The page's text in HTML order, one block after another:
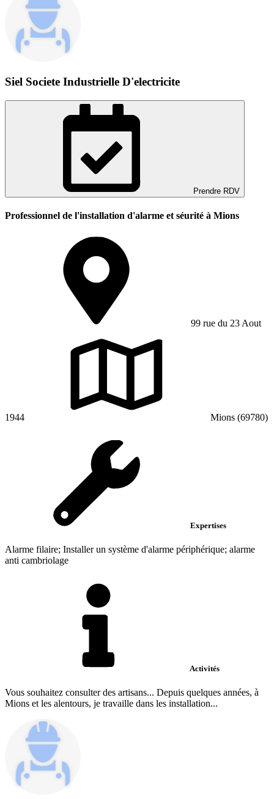
Siel Societe Industrielle D'electricite
Prendre RDV
Professionnel de l'installation d'alarme et séurité à Mions
99 rue du 23 Aout
1944 Mions (69780)
Expertises
Alarme filaire; Installer un système d'alarme périphérique; alarme
anti cambriolage
Activités
Vous souhaitez consulter des artisans... Depuis quelques années, à
Mions et les alentours, je travaille dans les installation...